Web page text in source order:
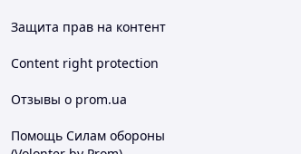
Защита прав на контент
Content right protection
Отзывы о prom.ua
Помощь Силам обороны